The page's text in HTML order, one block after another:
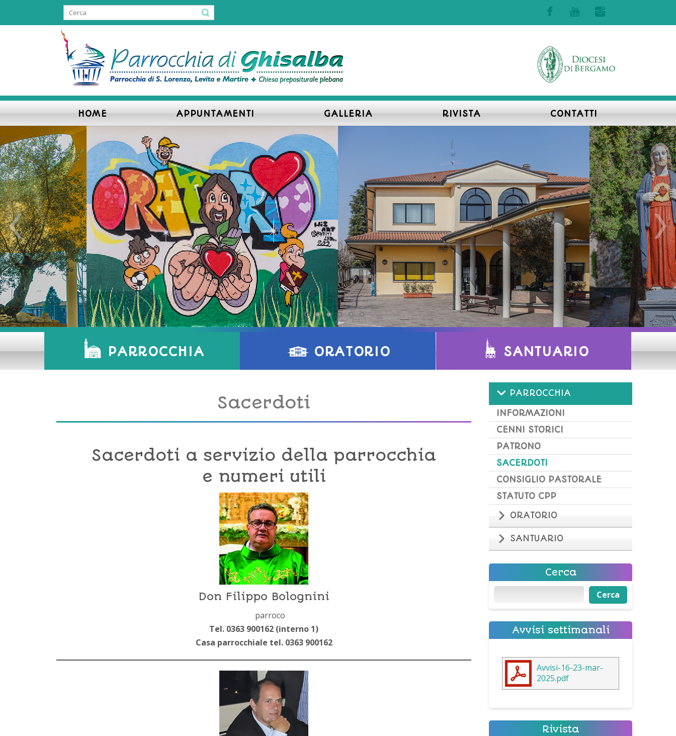
HOME APPUNTAMENTI GALLERIA RIVISTA CONTATTI
PARROCCHIA ORATORIO SANTUARIO
Sacerdoti
Sacerdoti a servizio della parrocchia
e numeri utili
Don Filippo Bolognini
parroco
Tel. 0363 900162 (interno 1)
Casa parrocchiale tel. 0363 900162
PARROCCHIA
INFORMAZIONI
CENNI STORICI
PATRONO
SACERDOTI
CONSIGLIO PASTORALE
STATUTO CPP
ORATORIO
SANTUARIO
Cerca
Cerca
Avvisi settimanali
Avvisi-16-23-mar-
2025.pdf
Rivista